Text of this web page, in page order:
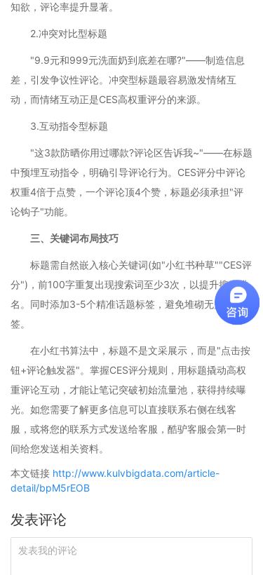
知欲，评论率提升显著。
2.冲突对比型标题
"9.9元和999元洗面奶到底差在哪?"——制造信息
差，引发争议性评论。冲突型标题最容易激发情绪互
动，而情绪互动正是CES高权重评分的来源。
3.互动指令型标题
"这3款防晒你用过哪款?评论区告诉我~"——在标题
中预埋互动指令，明确引导评论行为。CES评分中评论
权重4倍于点赞，一个评论顶4个赞，标题必须承担"评
论钩子"功能。
三、关键词布局技巧
标题需自然嵌入核心关键词(如"小红书种草""CES评
分")，前100字重复出现搜索词至少3次，以提升搜索排
名。同时添加3-5个精准话题标签，避免堆砌无关标
签。
在小红书算法中，标题不是文采展示，而是"点击按
钮+评论触发器"。掌握CES评分规则，用标题撬动高权
重评论互动，才能让笔记突破初始流量池，获得持续曝
光。如您需要了解更多信息可以直接联系右侧在线客
服，或将您的联系方式发送给客服，酷驴客服会第一时
间给您发送相关资料。
本文链接 http://www.kulvbigdata.com/article-
detail/bpM5rEOB
发表评论